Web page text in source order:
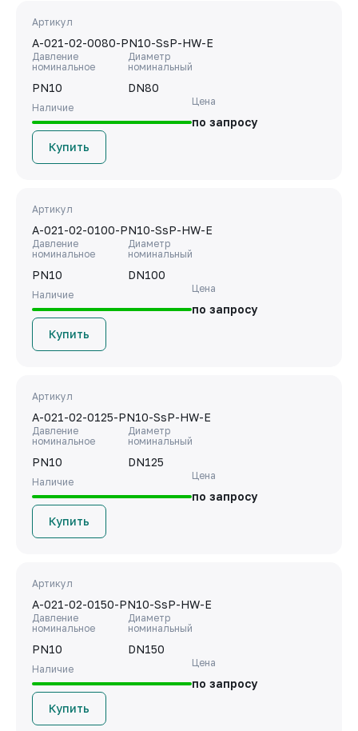
Артикул
A-021-02-0080-PN10-SsP-HW-E
Давление
номинальное
PN10
Диаметр
номинальный
DN80
Наличие
Цена
по запросу
Купить
Артикул
A-021-02-0100-PN10-SsP-HW-E
Давление
номинальное
PN10
Диаметр
номинальный
DN100
Наличие
Цена
по запросу
Купить
Артикул
A-021-02-0125-PN10-SsP-HW-E
Давление
номинальное
PN10
Диаметр
номинальный
DN125
Наличие
Цена
по запросу
Купить
Артикул
A-021-02-0150-PN10-SsP-HW-E
Давление
номинальное
PN10
Диаметр
номинальный
DN150
Наличие
Цена
по запросу
Купить